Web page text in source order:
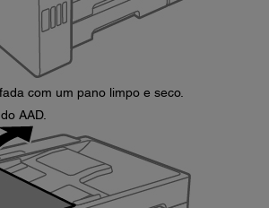
com um pano limpo e seco.
AAD.